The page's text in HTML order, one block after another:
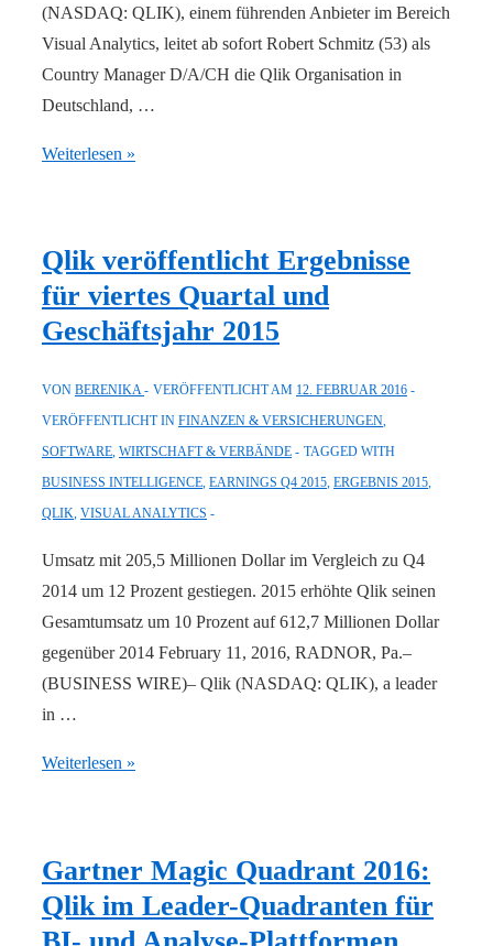
(NASDAQ: QLIK), einem führenden Anbieter im Bereich
Visual Analytics, leitet ab sofort Robert Schmitz (53) als
Country Manager D/A/CH die Qlik Organisation in
Deutschland, …
Robert
Country
Manager
D/A/CH
Qlik
Weiterlesen »
Qlik veröffentlicht Ergebnisse
für viertes Quartal und
Geschäftsjahr 2015
VON BERENIKA VERÖFFENTLICHT AM 12. FEBRUAR 2016
VERÖFFENTLICHT IN FINANZEN & VERSICHERUNGEN,
SOFTWARE, WIRTSCHAFT & VERBÄNDE
TAGGED WITH
BUSINESS INTELLIGENCE, EARNINGS Q4 2015, ERGEBNIS 2015,
QLIK, VISUAL ANALYTICS
Umsatz mit 205,5 Millionen Dollar im Vergleich zu Q4
2014 um 12 Prozent gestiegen. 2015 erhöhte Qlik seinen
Gesamtumsatz um 10 Prozent auf 612,7 Millionen Dollar
gegenüber 2014 February 11, 2016, RADNOR, Pa.–
(BUSINESS WIRE)– Qlik (NASDAQ: QLIK), a leader
in …
Qlik
viertes
Quartal
Weiterlesen »
Gartner Magic Quadrant 2016:
Qlik im Leader-Quadranten für